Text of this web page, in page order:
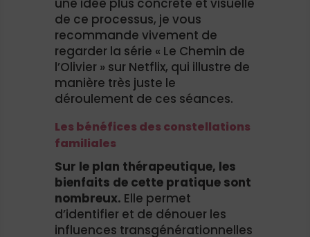
de ce processus, je vous
recommande vivement de
regarder la série « Le Chemin de
l’Olivier » sur Netflix, qui illustre de
manière très juste le
déroulement de ces séances.
Les bénéfices des constellations
familiales
Sur le plan thérapeutique, les
bienfaits de cette pratique sont
nombreux. Elle permet
d’identifier et de dénouer les
influences transgénérationnelles